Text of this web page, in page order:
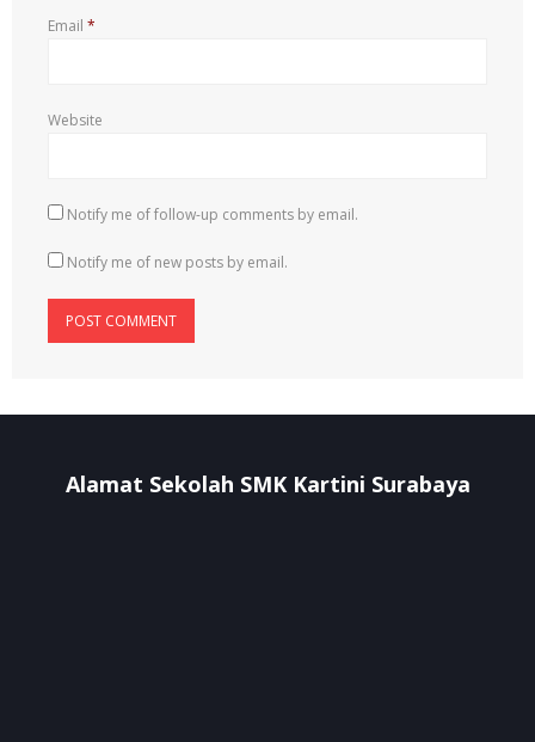
Email *
Website
Notify me of follow-up comments by email.
Notify me of new posts by email.
Alamat Sekolah SMK Kartini Surabaya